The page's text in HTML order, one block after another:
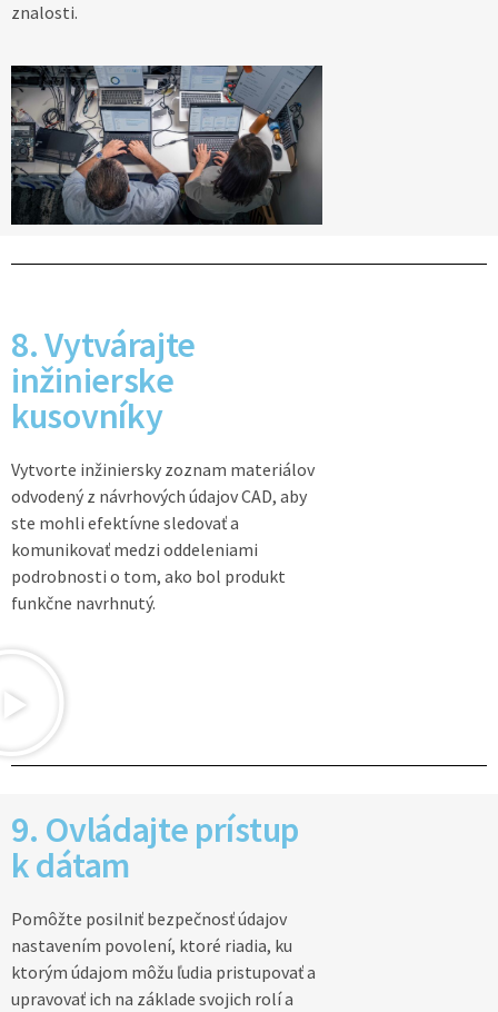
znalosti.
8. Vytvárajte
inžinierske
kusovníky
Vytvorte inžiniersky zoznam materiálov
odvodený z návrhových údajov CAD, aby
ste mohli efektívne sledovať a
komunikovať medzi oddeleniami
podrobnosti o tom, ako bol produkt
funkčne navrhnutý.
9. Ovládajte prístup
k dátam
Pomôžte posilniť bezpečnosť údajov
nastavením povolení, ktoré riadia, ku
ktorým údajom môžu ľudia pristupovať a
upravovať ich na základe svojich rolí a